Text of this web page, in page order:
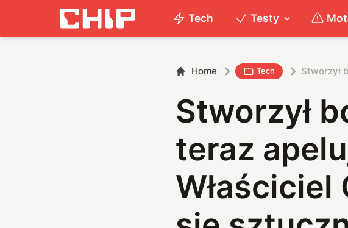
Tech Testy
Home Tech Stworzył
Stworzył
teraz
Właściciel